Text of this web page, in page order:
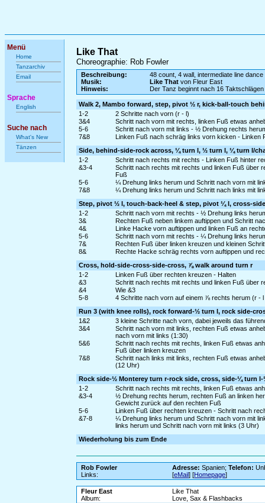
Menü
Home
Tanzarchiv
Email
Sprache
English
Suche nach
What's New
Tänzen
Like That
Choreographie: Rob Fowler
Beschreibung:
48 count, 4 wall, intermediate line dance
Musik:
Like Thatvon Fleur East
Hinweis:
Der Tanz beginnt nach 16 Taktschlägen
Walk 2, Mambo forward, step, pivot ½ r, kick-ball-touch
1-2
2 Schritte nach vorn (r - l)
3&4
Schritt nach vorn mit rechts, linken Fuß etwas
5-6
Schritt nach vorn mit links - ½ Drehung rechts
7&8
Linken Fuß nach schräg links vorn kicken - Linken
Side, behind-side-rock across, ¼ turn l, ½ turn l, ¼ turn l/
1-2
Schritt nach rechts mit rechts - Linken Fuß hinter
&3-4
Schritt nach rechts mit rechts und linken Fuß über
Fuß
5-6
¼ Drehung links herum und Schritt nach vorn mit
7&8
¼ Drehung links herum und Schritt nach links mit
Step, pivot ½ l, touch-back-heel & step, pivot ¼ l, cross-
1-2
Schritt nach vorn mit rechts - ½ Drehung links
3&
Rechten Fuß neben linkem auftippen und Schritt
4&
Linke Hacke vorn auftippen und linken Fuß an
5-6
Schritt nach vorn mit rechts - ¼ Drehung links
7&
Rechten Fuß über linken kreuzen und kleinen
8&
Rechte Hacke schräg rechts vorn auftippen und
Cross, hold-side-cross-side-cross, ⅞ walk around turn r
1-2
Linken Fuß über rechten kreuzen - Halten
&3
Schritt nach rechts mit rechts und linken Fuß über
&4
Wie &3
5-8
4 Schritte nach vorn auf einem ⅞ rechts herum (r -
Run 3 (with knee rolls), rock forward-½ turn l, rock side-
1&2
3 kleine Schritte nach vorn, dabei jeweils das
3&4
Schritt nach vorn mit links, rechten Fuß etwas
nach vorn mit links (1:30)
5&6
Schritt nach rechts mit rechts, linken Fuß etwas
Fuß über linken kreuzen
7&8
Schritt nach links mit links, rechten Fuß etwas
(12 Uhr)
Rock side-½ Monterey turn r-rock side, cross, side-¼ turn
1-2
Schritt nach rechts mit rechts, linken Fuß etwas
&3-4
½ Drehung rechts herum, rechten Fuß an linken
Gewicht zurück auf den rechten Fuß
5-6
Linken Fuß über rechten kreuzen - Schritt nach
&7-8
¼ Drehung links herum und Schritt nach vorn mit
links herum und Schritt nach vorn mit links (3 Uhr)
Wiederholung bis zum Ende
Rob Fowler Adresse: Spanien;Telefon:
Links:
[eMail] [Homepage]
Fleur East
Like That
Album:
Love, Sax & Flashbacks